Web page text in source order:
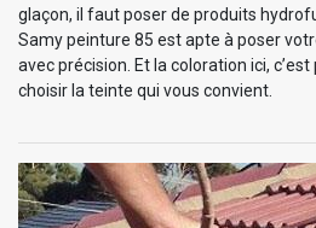
glaçon, il faut poser de produits
Samy peinture 85 est apte à poser
avec précision. Et la coloration ici,
choisir la teinte qui vous convient.